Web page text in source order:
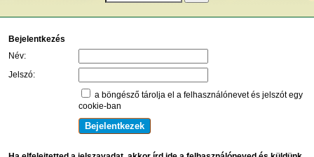
Bejelentkezés
Név:
Jelszó:
a böngésző tárolja el a felhasználónevet és jelszót egy
cookie-ban